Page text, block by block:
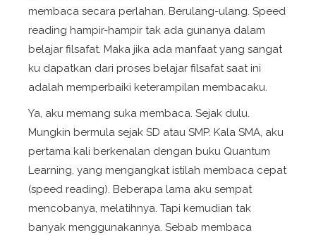
membaca secara perlahan. Berulang-ulang. Speed
reading hampir-hampir tak ada gunanya dalam
belajar filsafat. Maka jika ada manfaat yang sangat
ku dapatkan dari proses belajar filsafat saat ini
adalah memperbaiki keterampilan membacaku.
Ya, aku memang suka membaca. Sejak dulu.
Mungkin bermula sejak SD atau SMP. Kala SMA, aku
pertama kali berkenalan dengan buku Quantum
Learning, yang mengangkat istilah membaca cepat
(speed reading). Beberapa lama aku sempat
mencobanya, melatihnya. Tapi kemudian tak
banyak menggunakannya. Sebab membaca